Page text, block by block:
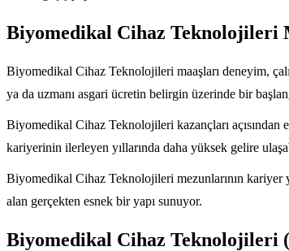
Biyomedikal Cihaz Teknolojileri
Biyomedikal Cihaz Teknolojileri maaşları deneyim,
ya da uzmanı asgari ücretin belirgin üzerinde bir
Biyomedikal Cihaz Teknolojileri kazançları
kariyerinin ilerleyen yıllarında daha yüksek gelire
Biyomedikal Cihaz Teknolojileri mezunlarının
alan gerçekten esnek bir yapı sunuyor.
Biyomedikal Cihaz Teknolojileri